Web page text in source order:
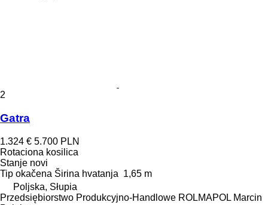
2
Gatra
1.324 € 5.700 PLN
Rotaciona kosilica
Stanje novi
Tip okačena Širina hvatanja 1,65 m
Poljska, Słupia
Przedsiębiorstwo Produkcyjno-Handlowe ROLMAPOL Marcin